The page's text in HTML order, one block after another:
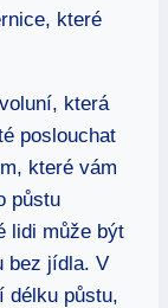
které
která
poslouchat
které vám
půstu
lidi může být
bez jídla. V
délku půstu,